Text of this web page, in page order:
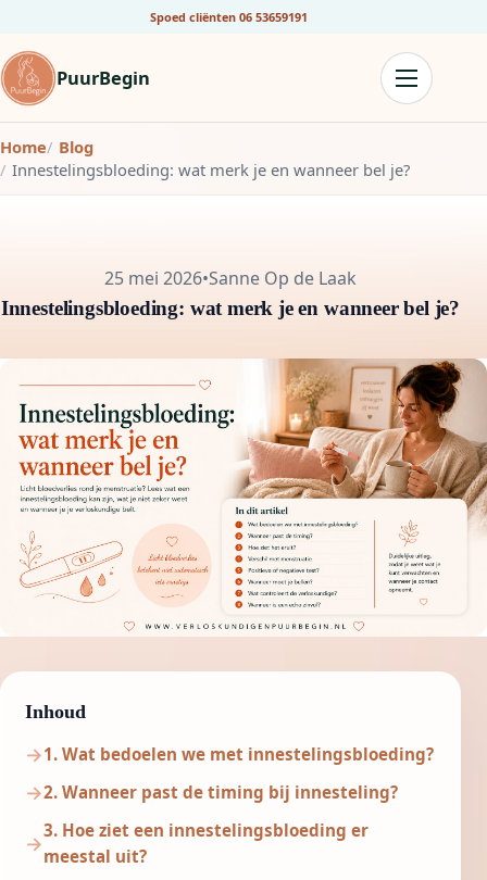
Spoed cliënten 06 53659191
PuurBegin
Home
Blog
Innestelingsbloeding: wat merk je en wanneer bel je?
25 mei 2026•Sanne Op de Laak
Innestelingsbloeding: wat merk je en wanneer bel je?
Inhoud
1. Wat bedoelen we met innestelingsbloeding?
2. Wanneer past de timing bij innesteling?
3. Hoe ziet een innestelingsbloeding er
meestal uit?